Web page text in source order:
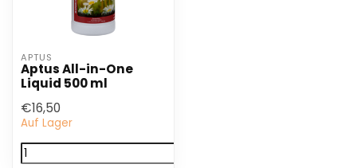
APTUS
Aptus All-in-One
Liquid 500 ml
€16,50
Auf Lager